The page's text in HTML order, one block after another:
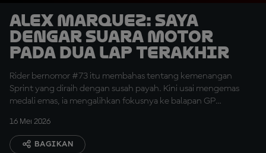
Alex Marquez: Saya
Dengar Suara Motor
pada Dua Lap Terakhir
Rider bernomor #73 itu membahas tentang kemenangan
Sprint yang diraih dengan susah payah. Kini usai mengemas
medali emas, ia mengalihkan fokusnya ke balapan GP
16 Mei 2026
BAGIKAN